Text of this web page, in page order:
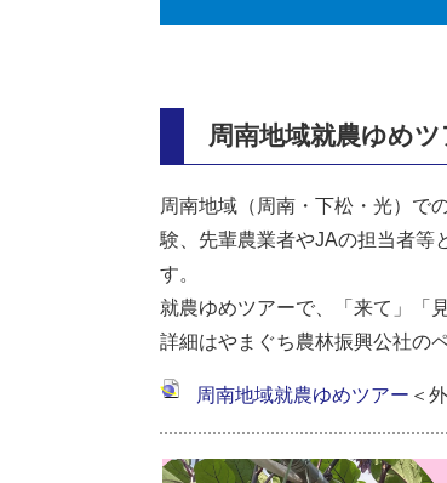
周南地域就農ゆめツ
周南地域（周南・下松・光）で
験、先輩農業者やJAの担当者等
す。
就農ゆめツアーで、「来て」「
詳細はやまぐち農林振興公社の
周南地域就農ゆめツアー ＜